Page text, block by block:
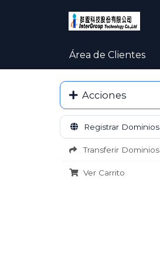
Área de Clientes
Acciones
Registrar Dominios
Transferir Dominios
Ver Carrito